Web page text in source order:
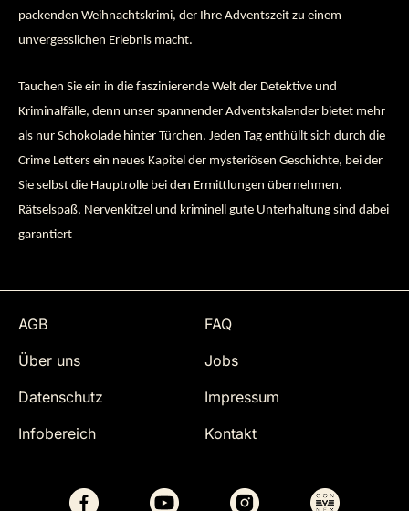
packenden Weihnachtskrimi, der Ihre Adventszeit zu einem
unvergesslichen Erlebnis macht.
Tauchen Sie ein in die faszinierende Welt der Detektive und
Kriminalfälle, denn unser spannender Adventskalender bietet mehr
als nur Schokolade hinter Türchen. Jeden Tag enthüllt sich durch die
Crime Letters ein neues Kapitel der mysteriösen Geschichte, bei der
Sie selbst die Hauptrolle bei den Ermittlungen übernehmen.
Rätselspaß, Nervenkitzel und kriminell gute Unterhaltung sind dabei
garantiert
AGB
FAQ
Über uns
Jobs
Datenschutz
Impressum
Infobereich
Kontakt